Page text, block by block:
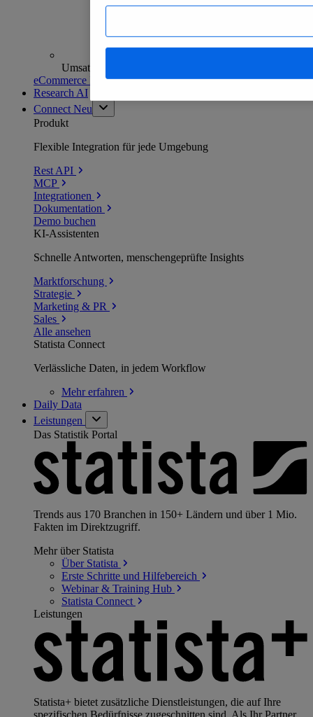
Umsatzanalysen und -prognosen
eCommerce Insights entdecken
Research AI
Connect Neu
Produkt
Flexible Integration für jede Umgebung
Rest API
MCP
Integrationen
Dokumentation
Demo buchen
KI-Assistenten
Schnelle Antworten, menschengeprüfte Insights
Marktforschung
Strategie
Marketing & PR
Sales
Alle ansehen
Statista Connect
Verlässliche Daten, in jedem Workflow
Mehrerfahren
Daily Data
Leistungen
Das Statistik Portal
Trends aus 170 Branchen in 150+ Ländern und über 1 Mio.
Fakten im Direktzugriff.
Mehr über Statista
Über Statista
Erste Schritte und Hilfebereich
Webinar & Training Hub
Statista Connect
Leistungen
Statista+ bietet zusätzliche Dienstleistungen, die auf Ihre
spezifischen Bedürfnisse zugeschnitten sind. Als Ihr Partner